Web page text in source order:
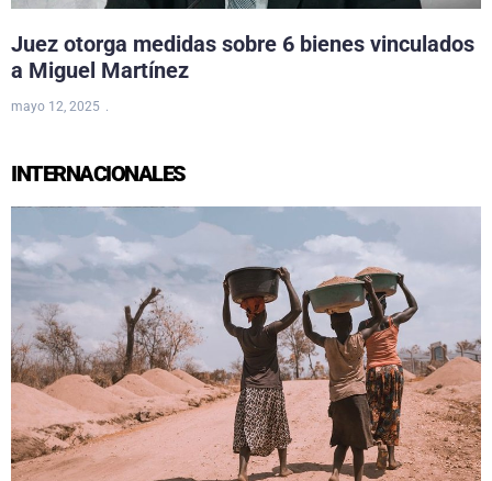
Juez otorga medidas sobre 6 bienes vinculados
a Miguel Martínez
mayo 12, 2025
INTERNACIONALES